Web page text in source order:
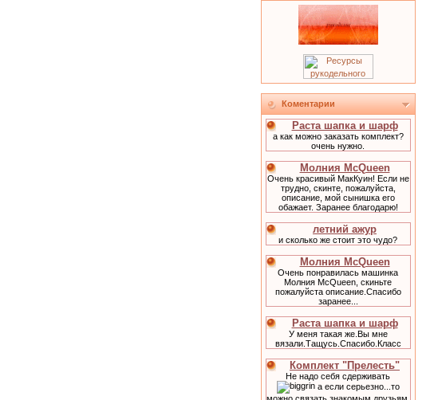
Коментарии
Раста шапка и шарф
а как можно заказать комплект?
очень нужно.
Молния McQueen
Очень красивый МакКуин! Если не
трудно, скинте, пожалуйста,
описание, мой сынишка его
обажает. Заранее благодарю!
летний ажур
и сколько же стоит это чудо?
Молния McQueen
Очень понравилась машинка
Молния McQueen, скиньте
пожалуйста описание.Спасибо
заранее...
Раста шапка и шарф
У меня такая же.Вы мне
вязали.Тащусь.Спасибо.Класс
Комплект "Прелесть"
Не надо себя сдерживать
а если серьезно...то